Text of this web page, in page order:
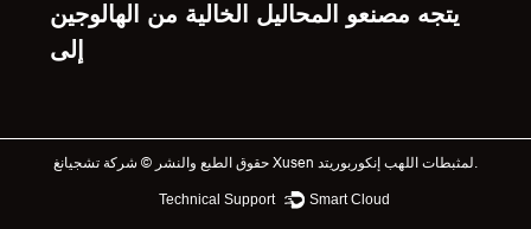
يتجه مصنعو المحاليل الخالية من الهالوجين
إلى
حقوق الطبع والنشر © شركة تشجيانغ Xusen لمثبطات اللهب إنكوربوريتد.
Technical Support ： Smart Cloud